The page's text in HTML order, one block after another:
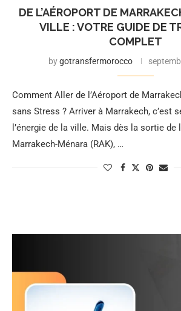
DE L’AÉROPORT DE
VILLE : VOTRE GUIDE DE
COMPLET
bygotransfermorocco
Comment Aller de l’Aéroport de
sans Stress ? Arriver à Marrakech, c’est
l’énergie de la ville. Mais dès la sortie de
Marrakech-Ménara (RAK), …